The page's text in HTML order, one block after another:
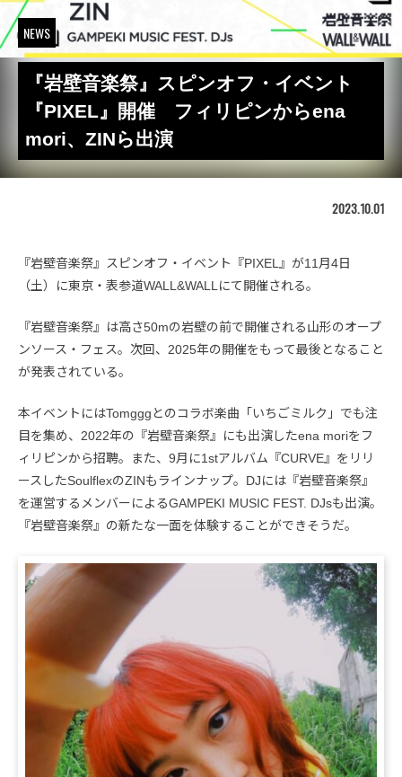
NEWS
『岩壁音楽祭』スピンオフ・イベント
『PIXEL』開催 フィリピンからena
mori、ZINら出演
2023.10.01
『岩壁音楽祭』スピンオフ・イベント『PIXEL』が11月4日
（土）に東京・表参道WALL&WALLにて開催される。
『岩壁音楽祭』は高さ50mの岩壁の前で開催される山形のオープ
ンソース・フェス。次回、2025年の開催をもって最後となること
が発表されている。
本イベントにはTomgggとのコラボ楽曲「いちごミルク」でも注
目を集め、2022年の『岩壁音楽祭』にも出演したena moriをフ
ィリピンから招聘。また、9月に1stアルバム『CURVE』をリリ
ースしたSoulflexのZINもラインナップ。DJには『岩壁音楽祭』
を運営するメンバーによるGAMPEKI MUSIC FEST. DJsも出演。
『岩壁音楽祭』の新たな一面を体験することができそうだ。